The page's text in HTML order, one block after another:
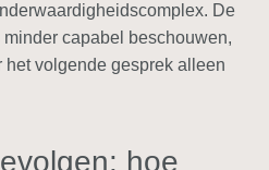
De
capabel beschouwen,
het volgende gesprek alleen
hoe